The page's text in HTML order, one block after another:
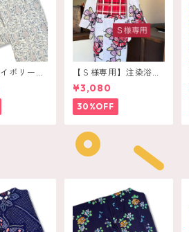
ボリー
カル
【Ｓ様専用】注染浴
衣 白 赤いレトロフ
ラワー
¥3,080
30%OFF